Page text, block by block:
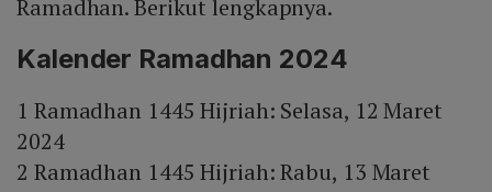
Ramadhan. Berikut lengkapnya.
Kalender Ramadhan 2024
1 Ramadhan 1445 Hijriah: Selasa, 12 Maret
2024
2 Ramadhan 1445 Hijriah: Rabu, 13 Maret